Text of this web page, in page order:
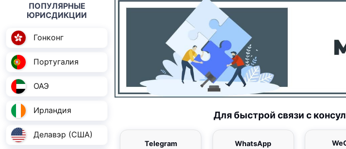
ПОПУЛЯРНЫЕ
ЮРИСДИКЦИИ
Гонконг
Португалия
ОАЭ
Ирландия
Делавэр (США)
Для быстрой связи с
Telegram WhatsApp